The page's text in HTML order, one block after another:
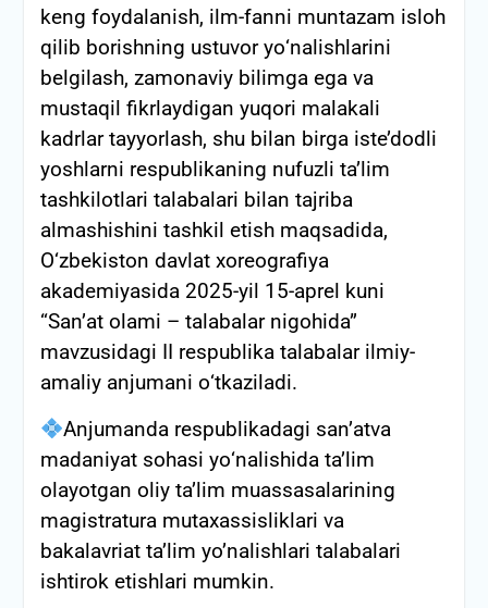
keng foydalanish, ilm-fanni muntazam isloh
qilib borishning ustuvor yо‘nalishlarini
belgilash, zamonaviy bilimga ega va
mustaqil fikrlaydigan yuqori malakali
kadrlar tayyorlash, shu bilan birga iste’dodli
yoshlarni respublikaning nufuzli ta’lim
tashkilotlari talabalari bilan tajriba
almashishini tashkil etish maqsadida,
О‘zbekiston davlat xoreografiya
akademiyasida 2025-yil 15-aprel kuni
“San’at olami – talabalar nigohida”
mavzusidagi II respublika talabalar ilmiy-
amaliy anjumani о‘tkaziladi.
Anjumanda respublikadagi san’atva
madaniyat sohasi yо‘nalishida ta’lim
olayotgan oliy ta’lim muassasalarining
magistratura mutaxassisliklari va
bakalavriat ta’lim yo’nalishlari talabalari
ishtirok etishlari mumkin.